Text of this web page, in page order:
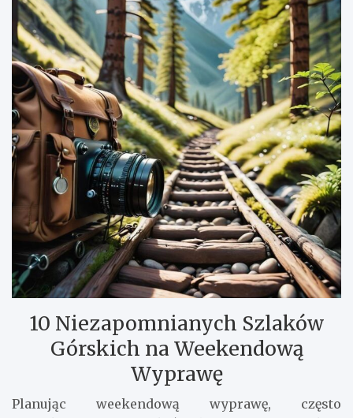
10 Niezapomnianych Szlaków
Górskich na Weekendową
Wyprawę
Planując weekendową wyprawę, często